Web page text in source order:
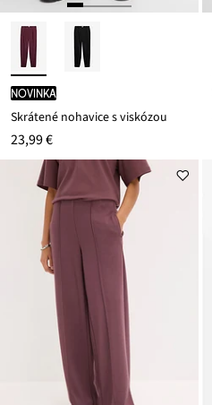
novinka
Skrátené nohavice s viskózou
23,99 €